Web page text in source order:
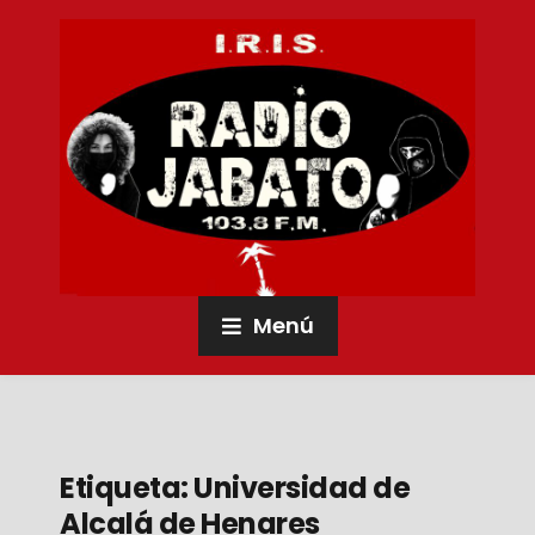
Menú
Etiqueta:Universidad de
Alcalá de Henares